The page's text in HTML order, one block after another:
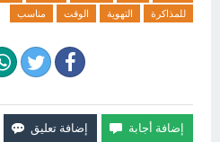
للمذاكرة
التهوية الوقت مناسب